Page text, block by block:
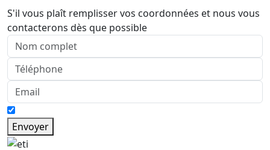
S'il vous plaît remplisser vos coordonnées et nous vous
contacterons dès que possible
Envoyer